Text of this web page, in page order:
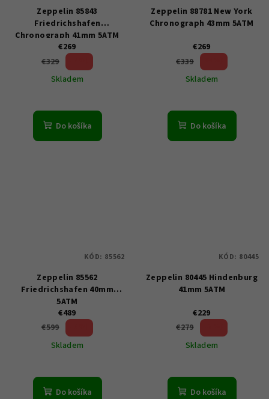
Zeppelin 85843
Friedrichshafen
Chronograph 41mm 5ATM
€269
€329
Skladem
Do košíka
Zeppelin 88781 New York
Chronograph 43mm 5ATM
€269
€339
Skladem
Do košíka
Zeppelin 85562
Friedrichshafen 40mm
5ATM
€489
€599
Skladem
Do košíka
KÓD: 85562
Zeppelin 80445 Hindenburg
41mm 5ATM
€229
€279
Skladem
Do košíka
KÓD: 80445